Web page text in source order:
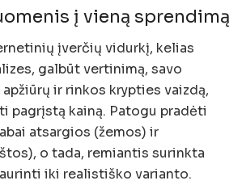
į vieną sprendimą
įverčių vidurkį, kelias
galbūt vertinimą, savo
ir rinkos krypties vaizdą,
pagrįstą kainą. Patogu pradėti
atsargios (žemos) ir
o tada, remiantis surinkta
iki realistiško varianto.